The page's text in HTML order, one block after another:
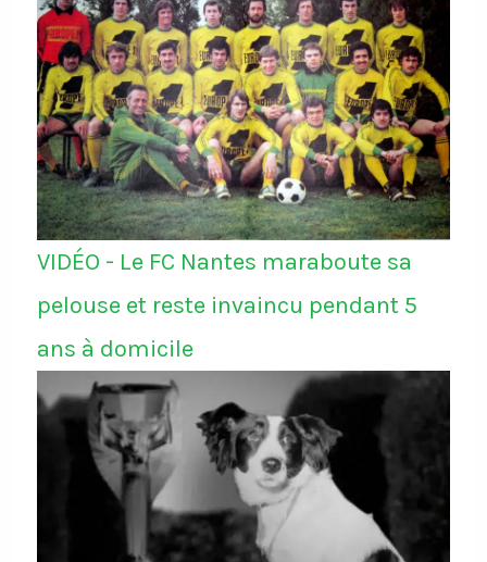
VIDÉO - Le FC Nantes maraboute sa
pelouse et reste invaincu pendant 5
ans à domicile